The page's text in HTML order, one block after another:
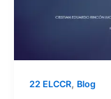
22 ELCCR, Blog